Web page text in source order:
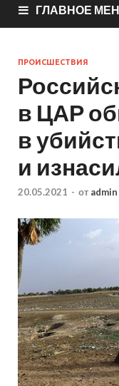
ГЛАВНОЕ
ПРОИСШЕСТВИЯ
в ЦАР
в
и
20.05.2021 - от admin